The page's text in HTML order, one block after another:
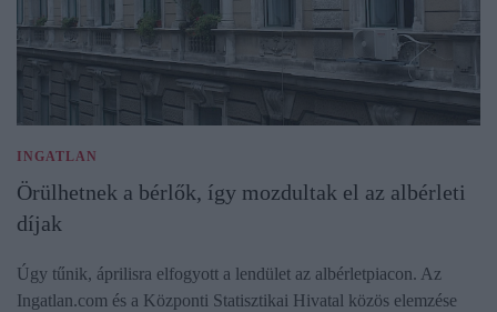
INGATLAN
Örülhetnek a bérlők, így mozdultak el az albérleti
díjak
Úgy tűnik, áprilisra elfogyott a lendület az albérletpiacon. Az
Ingatlan.com és a Központi Statisztikai Hivatal közös elemzése